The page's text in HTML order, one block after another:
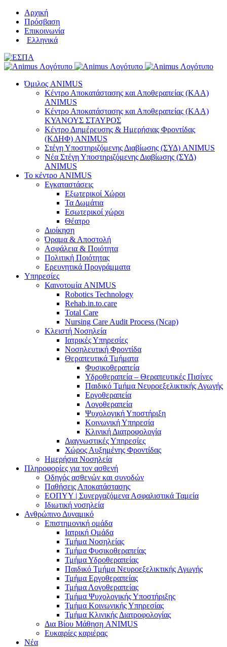
Μετάβαση
περιεχόμενο
Αρχική
Πρόσβαση
Επικοινωνία
Ελληνικά
Όμιλος ANIMUS
Κέντρο Αποκατάστασης και Αποθεραπείας (ΚΑΑ)
ANIMUS
Κέντρο Αποκατάστασης και Αποθεραπείας (ΚΑΑ)
ΚΥΑΝΟΥΣ ΣΤΑΥΡΟΣ
Κέντρο Διημέρευσης & Ημερήσιας Φροντίδας
(ΚΔΗΦ) ANIMUS
Στέγη Υποστηριζόμενης Διαβίωσης (ΣΥΔ) ANIMUS
Νέα Στέγη Υποστηριζόμενης Διαβίωσης (ΣΥΔ)
ANIMUS
Το κέντρο ANIMUS
Εγκαταστάσεις
Εξωτερικοί Χώροι
Τα Δωμάτια
Εσωτερικοί χώροι
Θέατρο
Διοίκηση
Όραμα & Αποστολή
Ασφάλεια & Ποιότητα
Πολιτική Ποιότητας
Ερευνητικά Προγράμματα
Υπηρεσίες
Καινοτομία ANIMUS
Robotics Technology
Rehab.in.to.care
Total Care
Nursing Care Audit Process (Ncap)
Κλειστή Νοσηλεία
Ιατρικές Υπηρεσίες
Νοσηλευτική Φροντίδα
Θεραπευτικά Τμήματα
Φυσικοθεραπεία
Υδροθεραπεία – Θεραπευτικές Πισίνες
Παιδικό Τμήμα Νευροεξελικτικής Αγωγής
Εργοθεραπεία
Λογοθεραπεία
Ψυχολογική Υποστήριξη
Κοινωνική Υπηρεσία
Κλινική Διατροφολογία
Διαγνωστικές Υπηρεσίες
Χώρος Αυξημένης Φροντίδας
Ημερήσια Νοσηλεία
Πληροφορίες για τον ασθενή
Οδηγός ασθενών και συνοδών
Παθήσεις Αποκατάστασης
ΕΟΠΥΥ | Συνεργαζόμενα Ασφαλιστικά Ταμεία
Ιδιωτική νοσηλεία
Ανθρώπινο Δυναμικό
Επιστημονική ομάδα
Ιατρική Ομάδα
Τμήμα Νοσηλείας
Τμήμα Φυσικοθεραπείας
Τμήμα Υδροθεραπείας
Παιδικό Τμήμα Νευροεξελικτικής Αγωγής
Τμήμα Εργοθεραπείας
Τμήμα Λογοθεραπείας
Τμήμα Ψυχολογικής Υποστήριξης
Τμήμα Κοινωνικής Υπηρεσίας
Τμήμα Κλινικής Διατροφολογίας
Δια Βίου Μάθηση ANIMUS
Ευκαιρίες καριέρας
Νέα